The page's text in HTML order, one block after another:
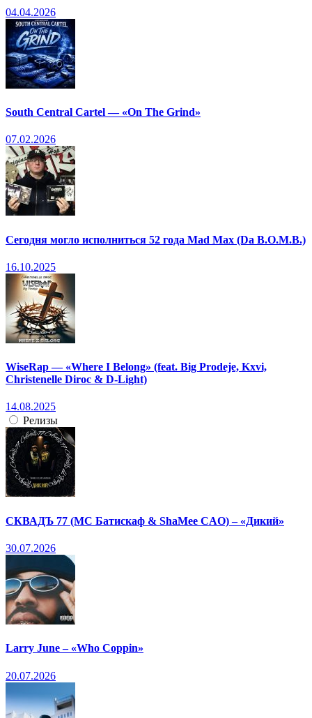
04.04.2026
South Central Cartel — «On The Grind»
07.02.2026
Сегодня могло исполниться 52 года Mad Max (Da B.O.M.B.)
16.10.2025
WiseRap — «Where I Belong» (feat. Big Prodeje, Kxvi,
Christenelle Diroc & D-Light)
14.08.2025
Релизы
СКВАДЪ 77 (МС Батискаф & ShaMee CAO) – «Дикий»
30.07.2026
Larry June – «Who Coppin»
20.07.2026